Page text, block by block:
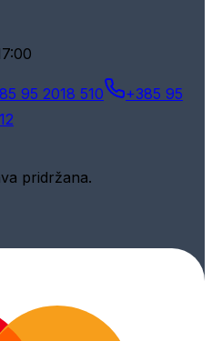
95 2018 510
+385 95
pridržana.